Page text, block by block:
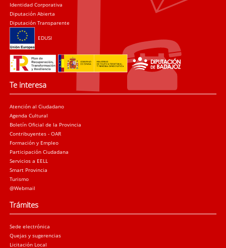
Identidad Corporativa
Diputación Abierta
Diputación Transparente
EDUSI
Te interesa
Atención al Ciudadano
Agenda Cultural
Boletín Oficial de la Provincia
Contribuyentes - OAR
Formación y Empleo
Participación Ciudadana
Servicios a EELL
Smart Provincia
Turismo
@Webmail
Trámites
Sede electrónica
Quejas y sugerencias
Licitación Local